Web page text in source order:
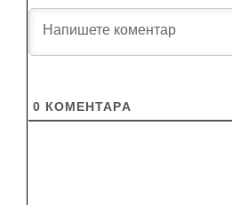
0 КОМЕНТАРA